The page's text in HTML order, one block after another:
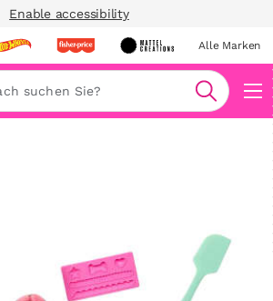
Enable accessibility
Alle Marken
Suche